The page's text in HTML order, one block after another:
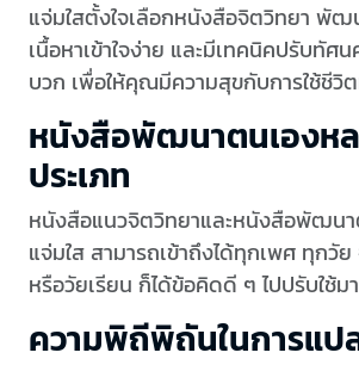
แจ่มใสตั้งใจเลือกหนังสือจิตวิทยา พัฒ
เนื้อหาเข้าใจง่าย และมีเทคนิคปรับทัศ
บวก เพื่อให้คุณมีความสุขกับการใช้ชีวิ
หนังสือพัฒนาตนเองห
ประเภท
หนังสือแนวจิตวิทยาและหนังสือพัฒนา
แจ่มใส สามารถเข้าถึงได้ทุกเพศ ทุกวัย
หรือวัยเรียน ก็ได้ข้อคิดดี ๆ ไปปรับใช้ม
ความพิถีพิถันในการแป